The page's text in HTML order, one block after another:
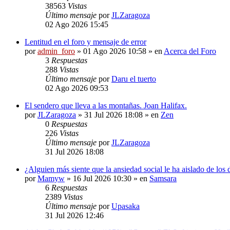
38563 Vistas
Último mensaje porJLZaragoza
02 Ago 2026 15:45
Lentitud en el foro y mensaje de error
poradmin_foro » 01 Ago 2026 10:58 » en Acerca del Foro
3 Respuestas
288 Vistas
Último mensaje porDaru el tuerto
02 Ago 2026 09:53
El sendero que lleva a las montañas. Joan Halifax.
porJLZaragoza » 31 Jul 2026 18:08 » en Zen
0 Respuestas
226 Vistas
Último mensaje porJLZaragoza
31 Jul 2026 18:08
¿Alguien más siente que la ansiedad social le ha aislado de los
porMamyw » 16 Jul 2026 10:30 » en Samsara
6 Respuestas
2389 Vistas
Último mensaje porUpasaka
31 Jul 2026 12:46